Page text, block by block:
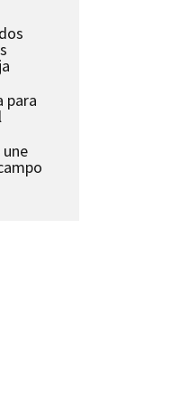
para